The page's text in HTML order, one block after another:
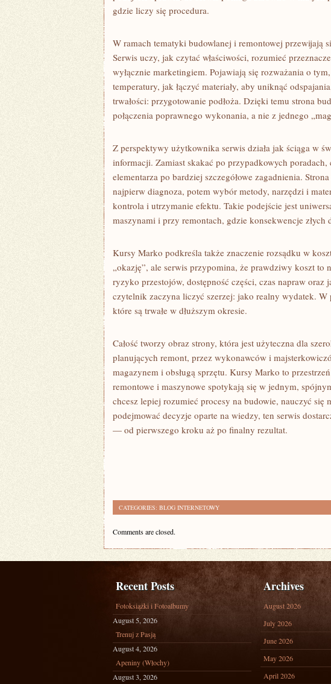
gdzie liczy się procedura.
W ramach tematyki budowlanej i remontowej przewijają
Serwis uczy, jak czytać właściwości, rozumieć
wyłącznie marketingiem. Pojawiają się rozważania o
temperatury, jak łączyć materiały, aby uniknąć
trwałości: przygotowanie podłoża. Dzięki temu strona
połączenia poprawnego wykonania, a nie z jednego
Z perspektywy użytkownika serwis działa jak ściąga w
informacji. Zamiast skakać po przypadkowych
elementarza po bardziej szczegółowe zagadnienia.
najpierw diagnoza, potem wybór metody, narzędzi i
kontrola i utrzymanie efektu. Takie podejście jest
maszynami i przy remontach, gdzie konsekwencje złych
Kursy Marko podkreśla także znaczenie rozsądku w
„okazję”, ale serwis przypomina, że prawdziwy koszt to
ryzyko przestojów, dostępność części, czas napraw
czytelnik zaczyna liczyć szerzej: jako realny wydatek.
które są trwałe w dłuższym okresie.
Całość tworzy obraz strony, która jest użyteczna dla
planujących remont, przez wykonawców i
magazynem i obsługą sprzętu. Kursy Marko to
remontowe i maszynowe spotykają się w jednym,
chcesz lepiej rozumieć procesy na budowie, nauczyć
podejmować decyzje oparte na wiedzy, ten serwis
— od pierwszego kroku aż po finalny rezultat.
CATEGORIES: BLOG INTERNETOWY
Comments are closed.
Recent Posts
Fotoksiążki i Fotoalbumy
August 5, 2026
Trenuj z Pasją
August 4, 2026
Apeniny (Włochy)
August 3, 2026
Archives
August 2026
July 2026
June 2026
May 2026
April 2026